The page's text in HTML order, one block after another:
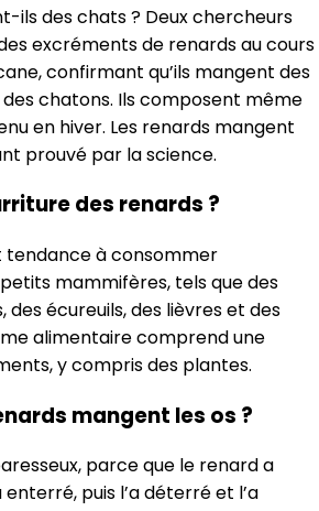
ils des chats ? Deux chercheurs
excréments de renards au cours
confirmant qu’ils mangent des
chatons. Ils composent même
en hiver. Les renards mangent
prouvé par la science.
des renards ?
tendance à consommer
mammifères, tels que des
des écureuils, des lièvres et des
alimentaire comprend une
y compris des plantes.
mangent les os ?
parce que le renard a
puis l’a déterré et l’a